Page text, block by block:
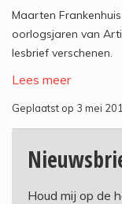
Maarten
oorlogsjaren van
lesbrief verschenen.
Lees meer
Geplaatst op 3 mei
Houd mij op de